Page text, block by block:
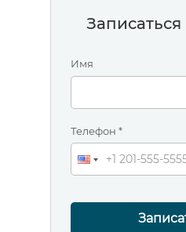
Имя
Телефон *